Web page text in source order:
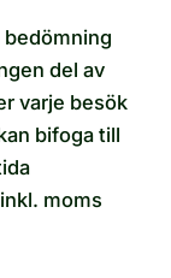
del av
varje besök
bifoga till
moms